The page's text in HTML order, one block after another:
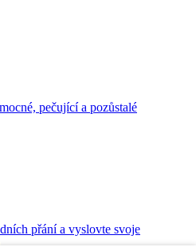
pečující a pozůstalé
přání a vyslovte svoje